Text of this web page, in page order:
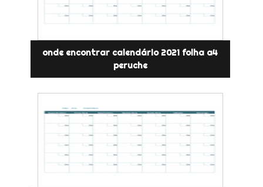
onde encontrar calendário 2021 folha a4
peruche